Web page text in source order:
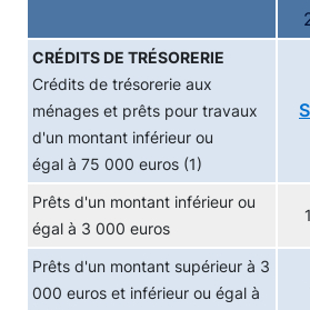
CRÉDITS DE TRÉSORERIE
Crédits de trésorerie aux
ménages et prêts pour travaux
d'un montant inférieur ou
égal à 75 000 euros (1)
Prêts d'un montant inférieur ou
égal à 3 000 euros
Prêts d'un montant supérieur à 3
000 euros et inférieur ou égal à